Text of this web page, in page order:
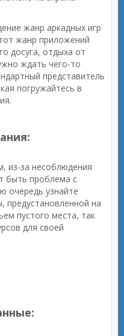
жанр аркадных игр
жанр приложений
досуга, отдыха от
ждать чего-то
представитель
погружайтесь в
из-за несоблюдения
быть проблема с
очередь узнайте
предустановленной на
пустого места, так
для своей